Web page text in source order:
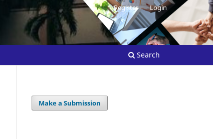
Search
Register Login
Make a Submission